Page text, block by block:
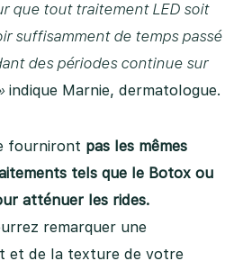
que tout traitement LED soit
suffisamment de temps passé
des périodes continue sur
indique Marnie, dermatologue.
fourniront pas les mêmes
tels que le Botox ou
atténuer les rides.
remarquer une
et de la texture de votre